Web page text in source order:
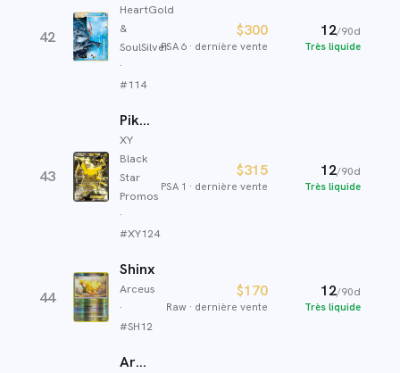
42
HeartGold
&
SoulSilver
·
#114
$300
PSA 6 · dernière vente
12/90d
Très liquide
43
Pikachu EX
XY
Black
Star
Promos
·
#XY124
$315
PSA 1 · dernière vente
12/90d
Très liquide
44
Shinx
Arceus
·
#SH12
$170
Raw · dernière vente
12/90d
Très liquide
Artikodin